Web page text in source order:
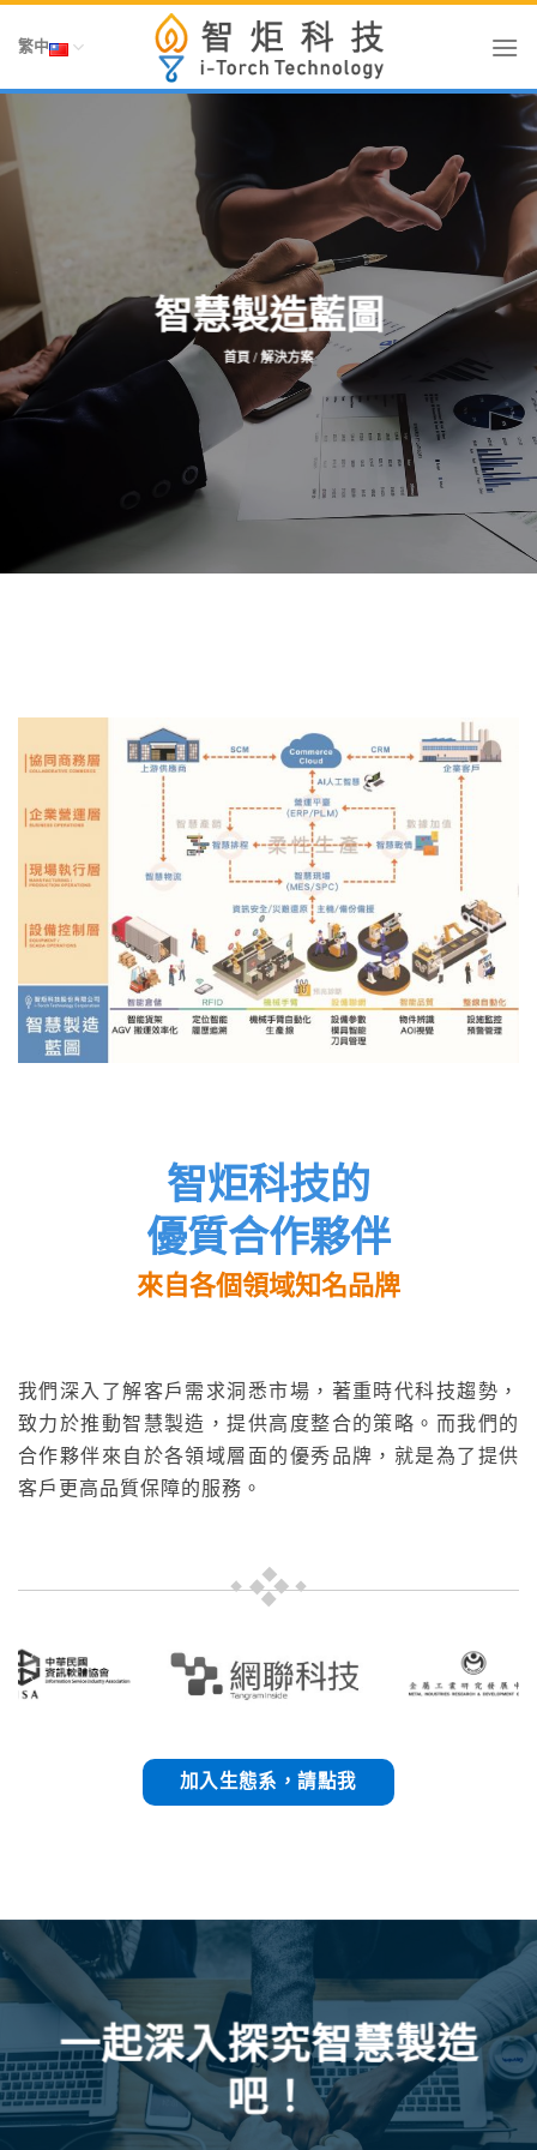
To繁中
智慧製造藍圖
首頁/ 解決方案
智炬科技的
優質合作夥伴
來自各個領域知名品牌
我們深入了解客戶需求洞悉市場，著重時代科技趨勢，
致力於推動智慧製造，提供高度整合的策略。而我們的
合作夥伴來自於各領域層面的優秀品牌，就是為了提供
客戶更高品質保障的服務。
加入生態系，請點我
一起深入探究智慧製造
吧！